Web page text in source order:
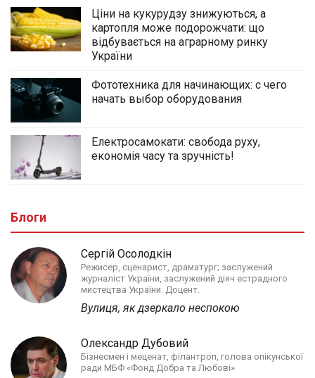
Ціни на кукурудзу знижуються, а
картопля може подорожчати: що
відбувається на аграрному ринку
України
Фототехника для начинающих: с чего
начать выбор оборудования
Електросамокати: свобода руху,
економія часу та зручність!
Блоги
Сергій Осолодкін
Режисер, сценарист, драматург; заслужений
журналіст України, заслужений діяч естрадного
мистецтва України. Доцент.
Вулиця, як дзеркало неспокою
Олександр Дубовий
Бізнесмен і меценат, філантроп, голова опікунської
ради МБФ «Фонд Добра та Любові»